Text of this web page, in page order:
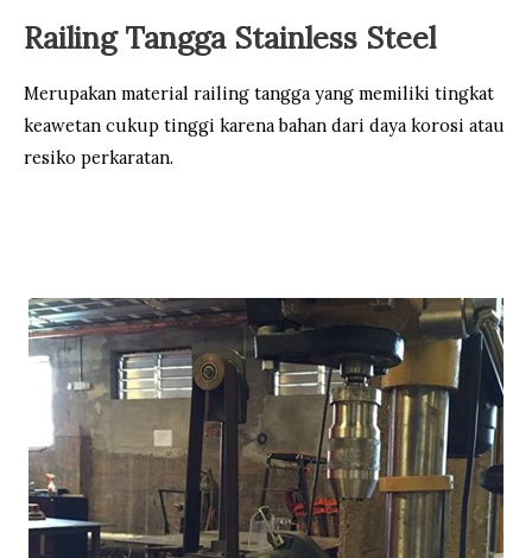
Railing Tangga Stainless Steel
Merupakan material railing tangga yang memiliki tingkat
keawetan cukup tinggi karena bahan dari daya korosi atau
resiko perkaratan.